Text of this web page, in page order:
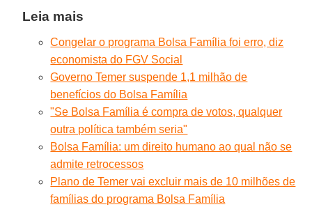
Leia mais
Congelar o programa Bolsa Família foi erro, diz
economista do FGV Social
Governo Temer suspende 1,1 milhão de
benefícios do Bolsa Família
"Se Bolsa Família é compra de votos, qualquer
outra política também seria"
Bolsa Família: um direito humano ao qual não se
admite retrocessos
Plano de Temer vai excluir mais de 10 milhões de
famílias do programa Bolsa Família